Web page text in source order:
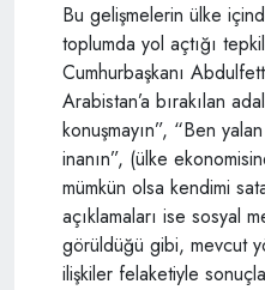
Bu gelişmelerin ülke
toplumda yol açtığı
Cumhurbaşkanı
Arabistan’a bırakılan
konuşmayın”, “Ben
inanın”, (ülke
mümkün olsa kendimi
açıklamaları ise sosyal
görüldüğü gibi, mevcut
ilişkiler felaketiyle